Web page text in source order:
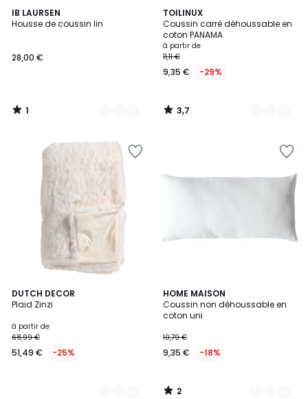
IB LAURSEN
Housse de coussin lin
28,00 €
1
/
21
Couleurs
1
/
TOILINUX
Coussin carré déhoussable en
coton PANAMA
à partir de
11,11 €
9,35 € -29%
3,7
/ 5
17
Couleurs
3,7
/
DUTCH DECOR
Plaid Zinzi
à partir de
68,99 €
51,49 € -25%
11
Couleurs
HOME MAISON
Coussin non déhoussable en
coton uni
10,79 €
9,35 € -18%
2
/
5
11
Couleurs
2
/